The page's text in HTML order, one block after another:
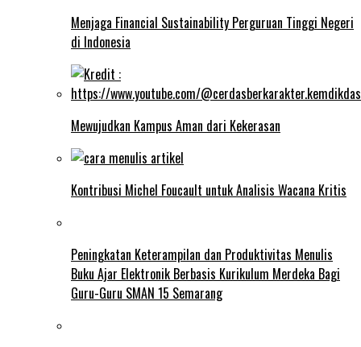
Menjaga Financial Sustainability Perguruan Tinggi Negeri
di Indonesia
Mewujudkan Kampus Aman dari Kekerasan
Kontribusi Michel Foucault untuk Analisis Wacana Kritis
Peningkatan Keterampilan dan Produktivitas Menulis
Buku Ajar Elektronik Berbasis Kurikulum Merdeka Bagi
Guru-Guru SMAN 15 Semarang